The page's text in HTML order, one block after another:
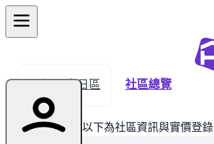
← 返回烏日區 社區總覽
此建案已完銷，以下為社區資訊與實價登錄